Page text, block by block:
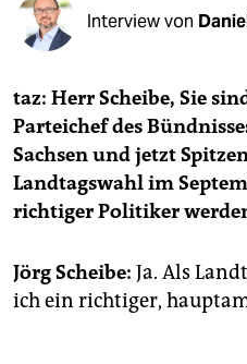
fragen & hilfe
unterstützen
abo
genossenschaft
epaper login
Interview von
taz: Herr Scheibe, Sie
Parteichef des
Sachsen und jetzt
Landtagswahl im
richtiger Politiker
Jörg Scheibe: Ja. Als
ich ein richtiger,